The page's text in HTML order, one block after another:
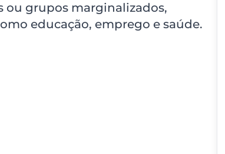
ou grupos marginalizados,
educação, emprego e saúde.